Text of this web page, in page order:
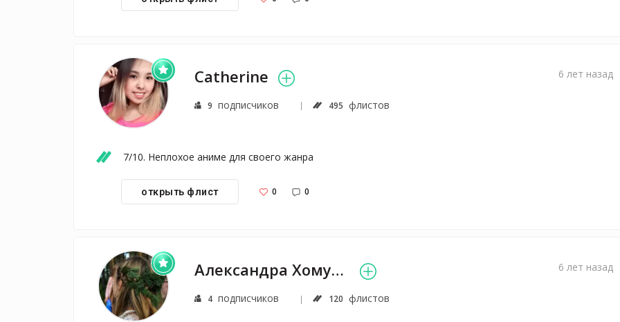
Catherine
9 подписчиков 495 флистов
6 лет назад
7/10. Неплохое аниме для своего жанра
открыть флист 0 0
Александра Хомутенко
4 подписчиков 120 флистов
6 лет назад